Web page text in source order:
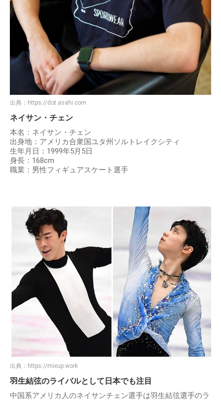
出典： https://dot.asahi.com
ネイサン・チェン
本名：ネイサン・チェン
出身地：アメリカ合衆国ユタ州ソルトレイクシティ
生年月日：1999年5月5日
身長：168cm
職業：男性フィギュアスケート選手
出典： https://mixup.work
羽生結弦のライバルとして日本でも注目
中国系アメリカ人のネイサンチェン選手は羽生結弦選手のラ